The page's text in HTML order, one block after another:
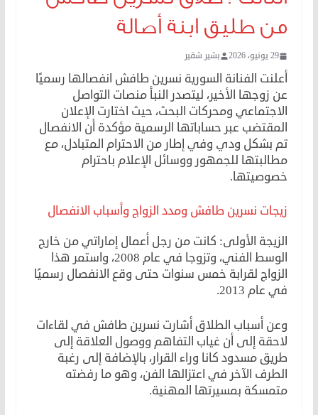
من طليق ابنة أصالة
29 يونيو، 2026 بشير شقير
أعلنت الفنانة السورية نسرين طافش انفصالها رسميًا
عن زوجها الأخير، ليتصدر النبأ منصات التواصل
الاجتماعي ومحركات البحث، حيث اختارت الإعلان
المقتضب عبر حساباتها الرسمية مؤكدة أن الانفصال
تم بشكل ودي وفي إطار من الاحترام المتبادل، مع
مطالبتها للجمهور ووسائل الإعلام باحترام
خصوصيتها.
زيجات نسرين طافش ومدد الزواج وأسباب الانفصال
الزيجة الأولى: كانت من رجل أعمال إماراتي من خارج
الوسط الفني، وتزوجا في عام 2008، واستمر هذا
الزواج لقرابة خمس سنوات حتى وقع الانفصال رسميًا
في عام 2013.
وعن أسباب الطلاق أشارت نسرين طافش في لقاءات
لاحقة إلى أن غياب التفاهم ووصول العلاقة إلى
طريق مسدود كانا وراء القرار، بالإضافة إلى رغبة
الطرف الآخر في اعتزالها الفن، وهو ما رفضته
متمسكة بمسيرتها المهنية.